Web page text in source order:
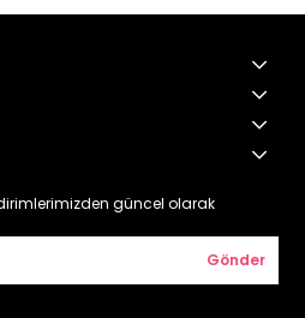
güncel olarak
Gönder